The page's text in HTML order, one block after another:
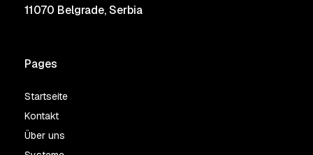
11070 Belgrade, Serbia
Pages
Startseite
Kontakt
Über uns